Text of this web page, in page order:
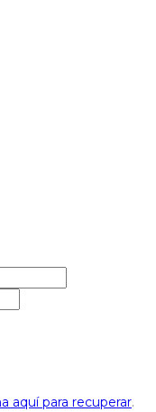
aquí para recuperar.